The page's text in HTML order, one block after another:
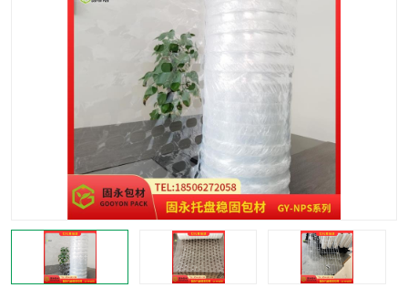
缠绕膜
托盘裹包网兜
托盘捆绑带